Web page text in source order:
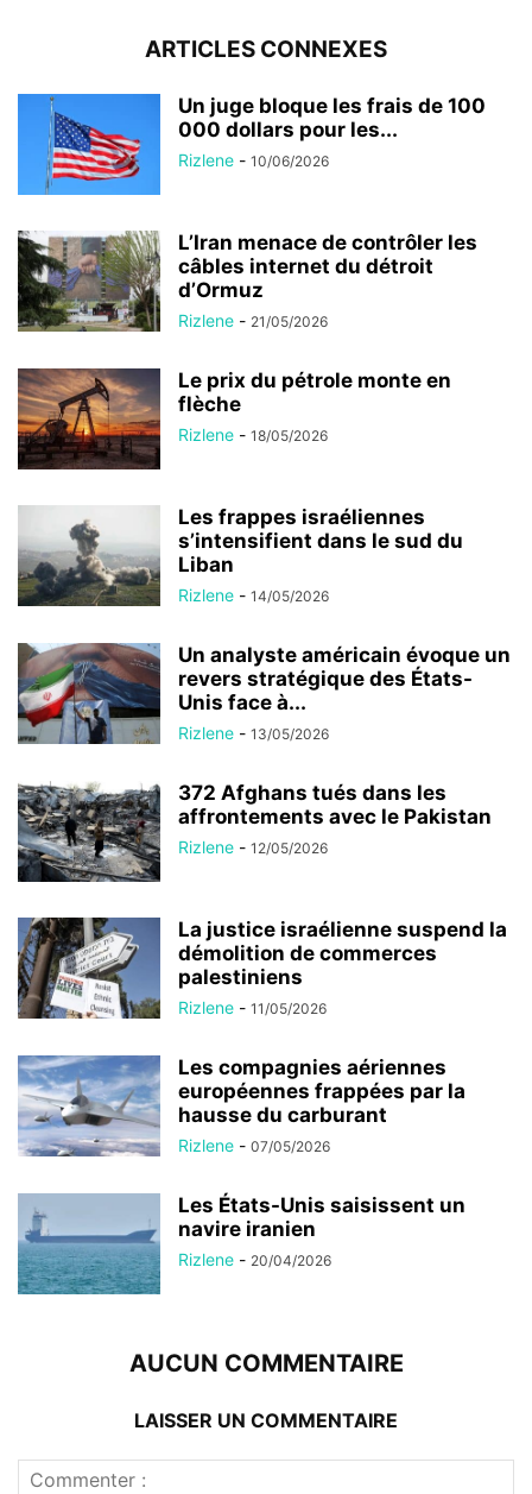
ARTICLES CONNEXES
Un juge bloque les frais de 100
000 dollars pour les...
Rizlene - 10/06/2026
L’Iran menace de contrôler les
câbles internet du détroit
d’Ormuz
Rizlene - 21/05/2026
Le prix du pétrole monte en
flèche
Rizlene - 18/05/2026
Les frappes israéliennes
s’intensifient dans le sud du
Liban
Rizlene - 14/05/2026
Un analyste américain évoque un
revers stratégique des États-
Unis face à...
Rizlene - 13/05/2026
372 Afghans tués dans les
affrontements avec le Pakistan
Rizlene - 12/05/2026
La justice israélienne suspend la
démolition de commerces
palestiniens
Rizlene - 11/05/2026
Les compagnies aériennes
européennes frappées par la
hausse du carburant
Rizlene - 07/05/2026
Les États-Unis saisissent un
navire iranien
Rizlene - 20/04/2026
AUCUN COMMENTAIRE
LAISSER UN COMMENTAIRE